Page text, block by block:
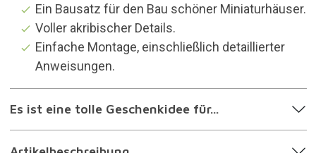
Ein Bausatz für den Bau schöner Miniaturhäuser.
Voller akribischer Details.
Einfache Montage, einschließlich detaillierter
Anweisungen.
Es ist eine tolle Geschenkidee für...